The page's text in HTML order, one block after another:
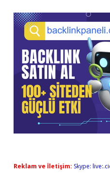
Reklam ve İletişim: Skype: